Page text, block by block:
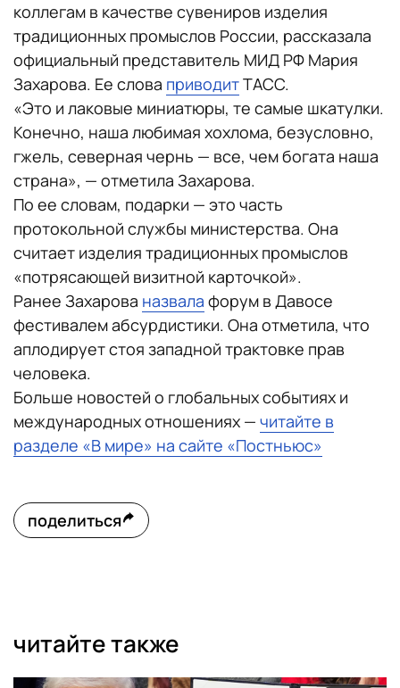
коллегам в качестве сувениров изделия
традиционных промыслов России, рассказала
официальный представитель МИД РФ Мария
Захарова. Ее слова приводитТАСС.
«Это и лаковые миниатюры, те самые шкатулки.
Конечно, наша любимая хохлома, безусловно,
гжель, северная чернь — все, чем богата наша
страна», — отметила Захарова.
По ее словам, подарки — это часть
протокольной службы министерства. Она
считает изделия традиционных промыслов
«потрясающей визитной карточкой».
Ранее Захарова назвала форум в Давосе
фестивалем абсурдистики. Она отметила, что
аплодирует стоя западной трактовке прав
человека.
Больше новостей о глобальных событиях и
международных отношениях — читайте в
разделе «В мире» на сайте «Постньюс»
поделиться
читайте также